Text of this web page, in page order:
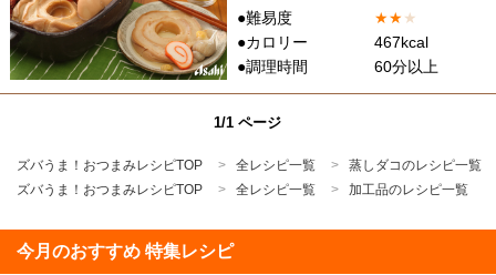
●難易度
★★★
●カロリー
467kcal
●調理時間
60分以上
1/1 ページ
ズバうま！おつまみレシピTOP 全レシピ一覧
蒸しダコのレシピ一覧
ズバうま！おつまみレシピTOP
全レシピ一覧 加工品のレシピ一覧
今月のおすすめ 特集レシピ